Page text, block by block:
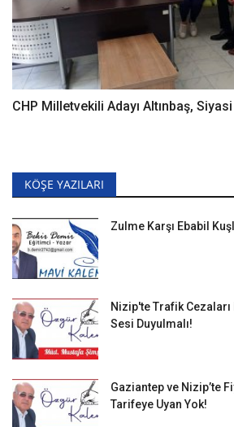
CHP Milletvekili Adayı Altınbaş,
KÖŞE YAZILARI
Zulme Karşı Ebabil
Nizip'te Trafik
Sesi Duyulmalı!
Gaziantep ve Nizip’te
Tarifeye Uyan Yok!